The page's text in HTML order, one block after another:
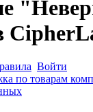
Войти
по товарам